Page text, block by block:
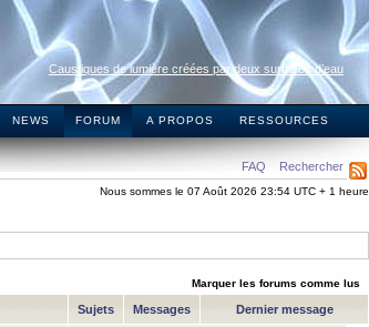
Caustiques de lumière créées par deux surfaces d’eau
NEWS FORUM A PROPOS RESSOURCES
FAQ Rechercher
Nous sommes le 07 Août 2026 23:54 UTC + 1 heure
Marquer les forums comme lus
Sujets Messages Dernier message